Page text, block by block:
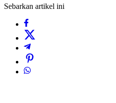
Sebarkan artikel ini